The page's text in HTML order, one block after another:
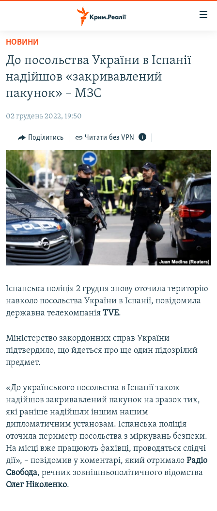
Перейти
основного
матеріалу
до
основної
навігації
Перейти
до
пошуку
ВОДА.КРИМ
БЛОГИ
ПОГЛЯД
ІНТЕРВ'Ю
ВСЕ ЗА ДЕНЬ
СПЕЦПРОЕКТИ
ДЕПОРТАЦІЯ
ВІДЕОУРОКИ «ELIFBE»
СВІДЧЕННЯ ОКУПАЦІЇ
УКРАЇНСЬКА ПРОБЛЕМА КРИМУ
ЯК ОБІЙТИ БЛОКУВАННЯ
Русский
Qırımtatar
НОВИНИ
До посольства України в Іспанії
надійшов «закривавлений
пакунок» – МЗС
02 грудень 2022, 19:50
Поділитись Читати без VPN
Іспанська поліція 2 грудня знову оточила територію
навколо посольства України в Іспанії, повідомила
державна телекомпанія TVE.
Міністерство закордонних справ України
підтвердило, що йдеться про ще один підозрілий
предмет.
«До українського посольства в Іспанії також
надійшов закривавлений пакунок на зразок тих,
які раніше надійшли іншим нашим
дипломатичним установам. Іспанська поліція
оточила периметр посольства з міркувань безпеки.
На місці вже працюють фахівці, проводяться слідчі
дії», – повідомив у коментарі, який отримало Радіо
Свобода, речник зовнішньополітичного відомства
Олег Ніколенко.